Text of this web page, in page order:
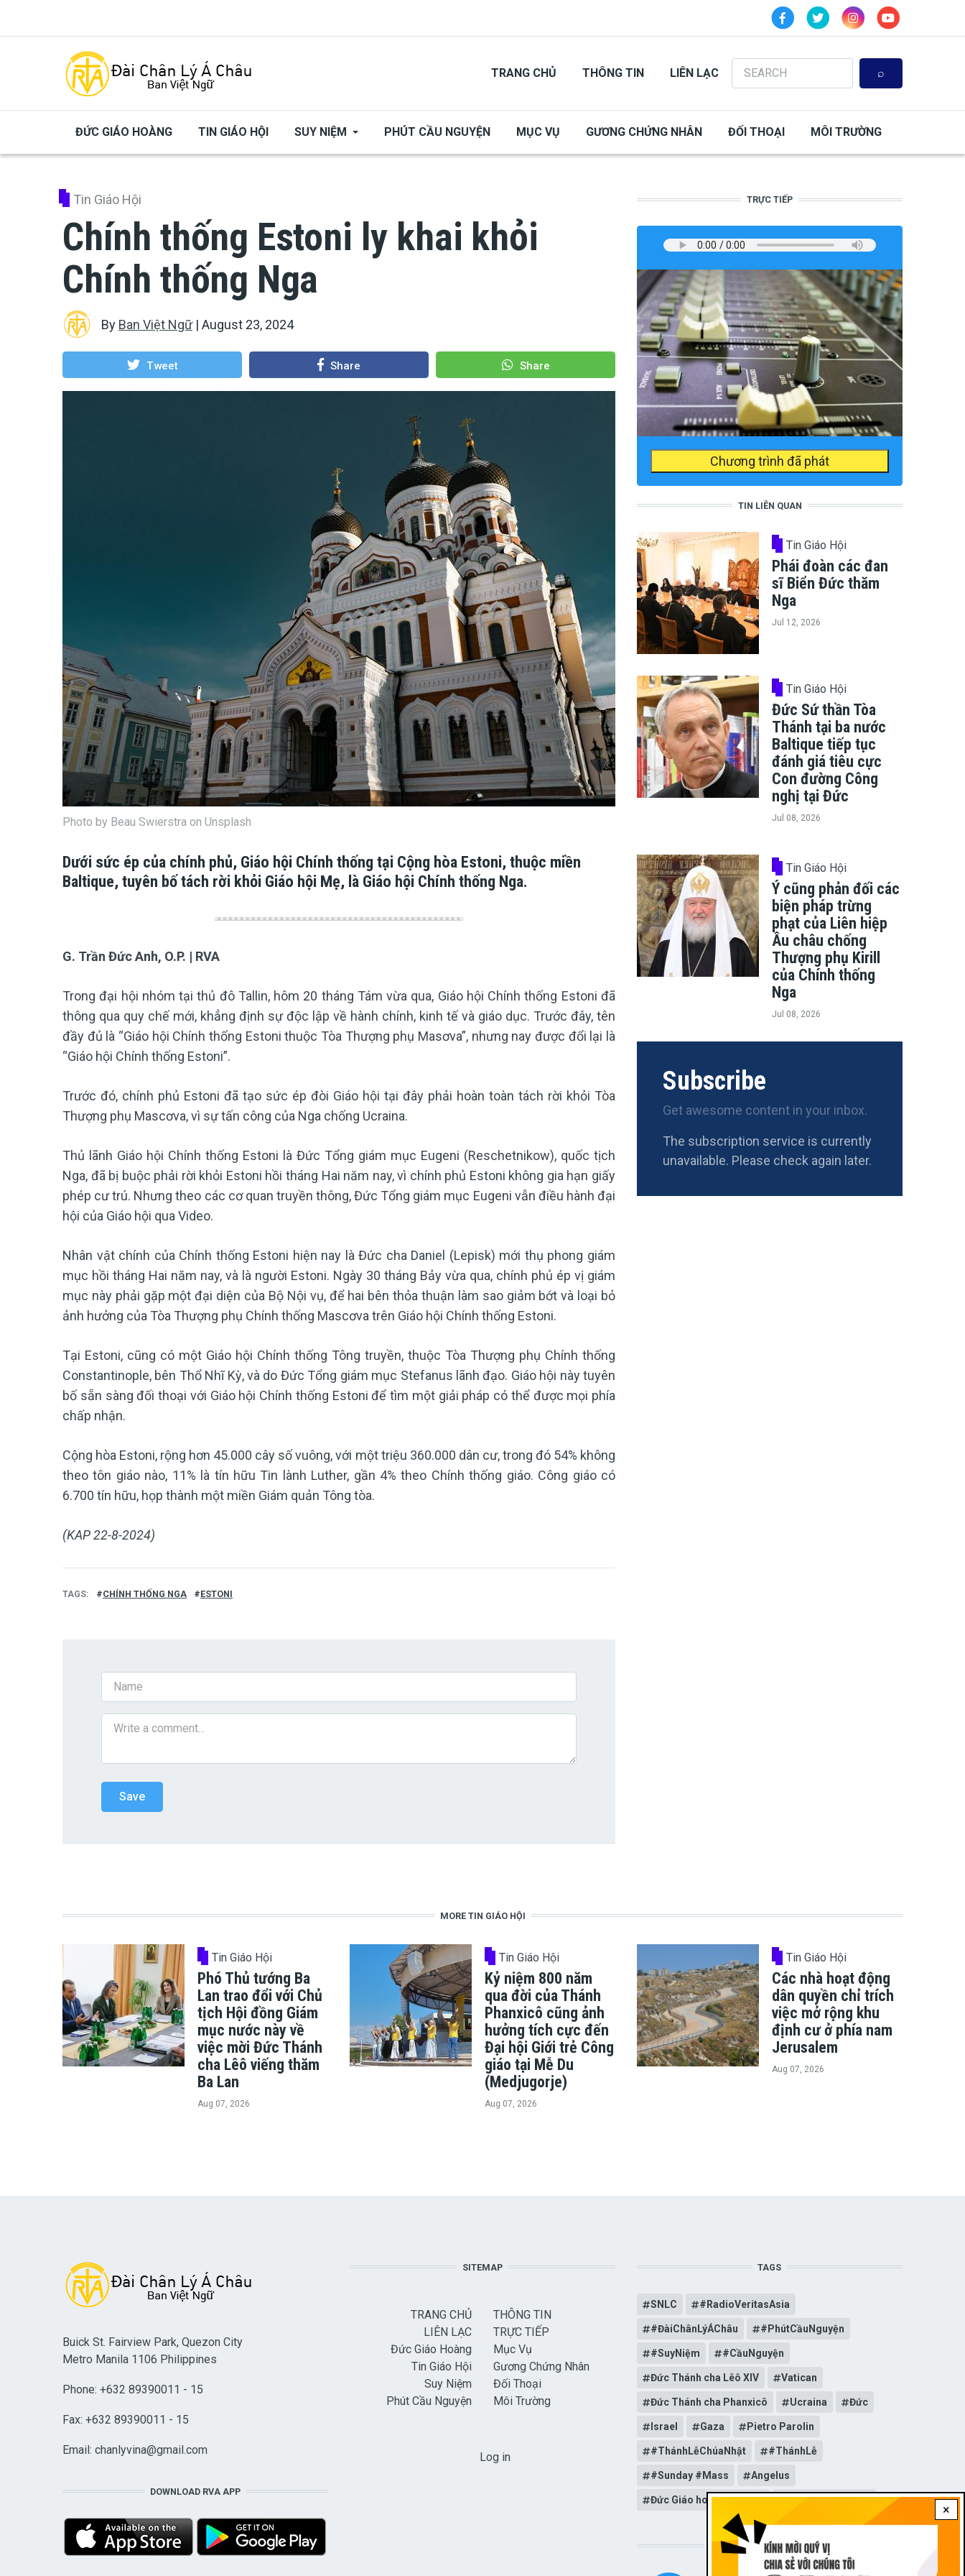
TRANG CHỦ THÔNG TIN LIÊN LẠC
Search
ĐỨC GIÁO HOÀNG TIN GIÁO HỘI SUY NIỆM PHÚT CẦU NGUYỆN MỤC VỤ GƯƠNG CHỨNG NHÂN ĐỐI THOẠI MÔI TRƯỜNG
Tin Giáo Hội
Chính thống Estoni ly khai khỏi
Chính thống Nga
By Ban Việt Ngữ| August 23, 2024
Tweet Share Share
Photo by Beau Swierstra on Unsplash
Dưới sức ép của chính phủ, Giáo hội Chính thống tại Cộng hòa Estoni, thuộc miền
Baltique, tuyên bố tách rời khỏi Giáo hội Mẹ, là Giáo hội Chính thống Nga.
G. Trần Đức Anh, O.P. | RVA
Trong đại hội nhóm tại thủ đô Tallin, hôm 20 tháng Tám vừa qua, Giáo hội Chính thống Estoni đã
thông qua quy chế mới, khẳng định sự độc lập về hành chính, kinh tế và giáo dục. Trước đây, tên
đầy đủ là “Giáo hội Chính thống Estoni thuộc Tòa Thượng phụ Masơva”, nhưng nay được đổi lại là
“Giáo hội Chính thống Estoni”.
Trước đó, chính phủ Estoni đã tạo sức ép đòi Giáo hội tại đây phải hoàn toàn tách rời khỏi Tòa
Thượng phụ Mascơva, vì sự tấn công của Nga chống Ucraina.
Thủ lãnh Giáo hội Chính thống Estoni là Đức Tổng giám mục Eugeni (Reschetnikow), quốc tịch
Nga, đã bị buộc phải rời khỏi Estoni hồi tháng Hai năm nay, vì chính phủ Estoni không gia hạn giấy
phép cư trú. Nhưng theo các cơ quan truyền thông, Đức Tổng giám mục Eugeni vẫn điều hành đại
hội của Giáo hội qua Video.
Nhân vật chính của Chính thống Estoni hiện nay là Đức cha Daniel (Lepisk) mới thụ phong giám
mục hồi tháng Hai năm nay, và là người Estoni. Ngày 30 tháng Bảy vừa qua, chính phủ ép vị giám
mục này phải gặp một đại diện của Bộ Nội vụ, để hai bên thỏa thuận làm sao giảm bớt và loại bỏ
ảnh hưởng của Tòa Thượng phụ Chính thống Mascơva trên Giáo hội Chính thống Estoni.
Tại Estoni, cũng có một Giáo hội Chính thống Tông truyền, thuộc Tòa Thượng phụ Chính thống
Constantinople, bên Thổ Nhĩ Kỳ, và do Đức Tổng giám mục Stefanus lãnh đạo. Giáo hội này tuyên
bố sẵn sàng đối thoại với Giáo hội Chính thống Estoni để tìm một giải pháp có thể được mọi phía
chấp nhận.
Cộng hòa Estoni, rộng hơn 45.000 cây số vuông, với một triệu 360.000 dân cư, trong đó 54% không
theo tôn giáo nào, 11% là tín hữu Tin lành Luther, gần 4% theo Chính thống giáo. Công giáo có
6.700 tín hữu, họp thành một miền Giám quản Tông tòa.
(KAP 22-8-2024)
TAGS CHÍNH THỐNG NGA ESTONI
TRỰC TIẾP
Chương trình đã phát
TIN LIÊN QUAN
Tin Giáo Hội
Phái đoàn các đan
sĩ Biển Đức thăm
Nga
Jul 12, 2026
Tin Giáo Hội
Đức Sứ thần Tòa
Thánh tại ba nước
Baltique tiếp tục
đánh giá tiêu cực
Con đường Công
nghị tại Đức
Jul 08, 2026
Tin Giáo Hội
Ý cũng phản đối các
biện pháp trừng
phạt của Liên hiệp
Âu châu chống
Thượng phụ Kirill
của Chính thống
Nga
Jul 08, 2026
Subscribe
Get awesome content in your inbox.
The subscription service is currently
unavailable. Please check again later.
MORE TIN GIÁO HỘI
Tin Giáo Hội
Phó Thủ tướng Ba
Lan trao đổi với Chủ
tịch Hội đồng Giám
mục nước này về
việc mời Đức Thánh
cha Lêô viếng thăm
Ba Lan
Aug 07, 2026
Tin Giáo Hội
Kỷ niệm 800 năm
qua đời của Thánh
Phanxicô cũng ảnh
hưởng tích cực đến
Đại hội Giới trẻ Công
giáo tại Mễ Du
(Medjugorje)
Aug 07, 2026
Tin Giáo Hội
Các nhà hoạt động
dân quyền chỉ trích
việc mở rộng khu
định cư ở phía nam
Jerusalem
Aug 07, 2026
×
Buick St. Fairview Park, Quezon City
Metro Manila 1106 Philippines
Phone: +632 89390011 - 15
Fax: +632 89390011 - 15
Email: chanlyvina@gmail.com
DOWNLOAD RVA APP
SITEMAP
TRANG CHỦ
LIÊN LẠC
Đức Giáo Hoàng
Tin Giáo Hội
Suy Niệm
Phút Cầu Nguyện
THÔNG TIN
TRỰC TIẾP
Mục Vụ
Gương Chứng Nhân
Đối Thoại
Môi Trường
Log in
TAGS
SNLC #RadioVeritasAsia
#ĐàiChânLýÁChâu #PhútCầuNguyện
#SuyNiệm #CầuNguyện
Đức Thánh cha Lêô XIV Vatican
Đức Thánh cha Phanxicô Ucraina Đức
Israel Gaza Pietro Parolin
#ThánhLễChúaNhật #ThánhLễ
#Sunday #Mass Angelus
Đức Giáo hoàng Lêô XIV General Audience
STAY CONNECTED WITH US!